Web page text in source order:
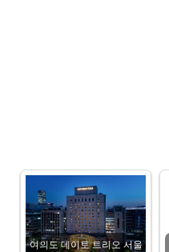
여의도 데이토 트리오 서울